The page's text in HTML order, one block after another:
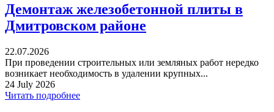
Демонтаж железобетонной плиты в
Дмитровском районе
22.07.2026
При проведении строительных или земляных работ нередко
возникает необходимость в удалении крупных...
24 July 2026
Читать подробнее